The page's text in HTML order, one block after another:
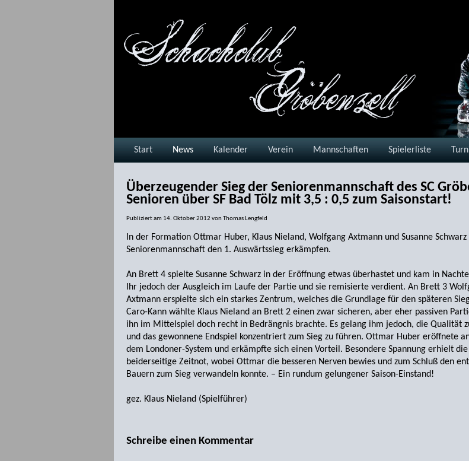
Start News Kalender Verein Mannschaften Spielerliste
Überzeugender Sieg der Seniorenmannschaft des SC
Senioren über SF Bad Tölz mit 3,5 : 0,5 zum Saisonstart!
Publiziert am 14. Oktober 2012 vonThomas Lengfeld
In der Formation Ottmar Huber, Klaus Nieland, Wolfgang Axtmann und Susanne
Seniorenmannschaft den 1. Auswärtssieg erkämpfen.
An Brett 4 spielte Susanne Schwarz in der Eröffnung etwas überhastet und kam in
Ihr jedoch der Ausgleich im Laufe der Partie und sie remisierte verdient. An Brett 3
Axtmann erspielte sich ein starkes Zentrum, welches die Grundlage für den späteren
Caro-Kann wählte Klaus Nieland an Brett 2 einen zwar sicheren, aber eher passiven
ihn im Mittelspiel doch recht in Bedrängnis brachte. Es gelang ihm jedoch, die Qualität
und das gewonnene Endspiel konzentriert zum Sieg zu führen. Ottmar Huber eröffnete
dem Londoner-System und erkämpfte sich einen Vorteil. Besondere Spannung erhielt
beiderseitige Zeitnot, wobei Ottmar die besseren Nerven bewies und zum Schluß den
Bauern zum Sieg verwandeln konnte. – Ein rundum gelungener Saison-Einstand!
gez. Klaus Nieland (Spielführer)
Schreibe einen Kommentar